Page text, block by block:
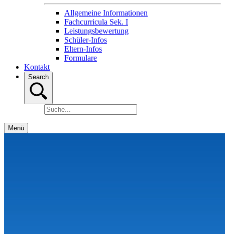
Allgemeine Informationen
Fachcurricula Sek. I
Leistungsbewertung
Schüler-Infos
Eltern-Infos
Formulare
Kontakt
Search
Menü